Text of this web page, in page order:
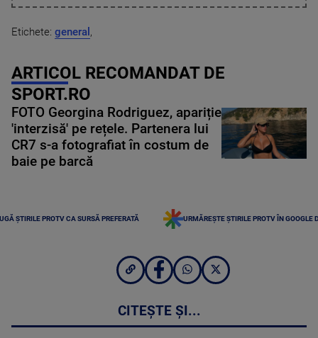
Etichete: general ,
ARTICOL RECOMANDAT DE
SPORT.RO
FOTO Georgina Rodriguez, apariție
'interzisă' pe rețele. Partenera lui
CR7 s-a fotografiat în costum de
baie pe barcă
ȘTIRILE PROTV CA SURSĂ PREFERATĂ URMĂREȘTE ȘTIRILE PROTV ÎN GOOGLE
CITEȘTE ȘI...